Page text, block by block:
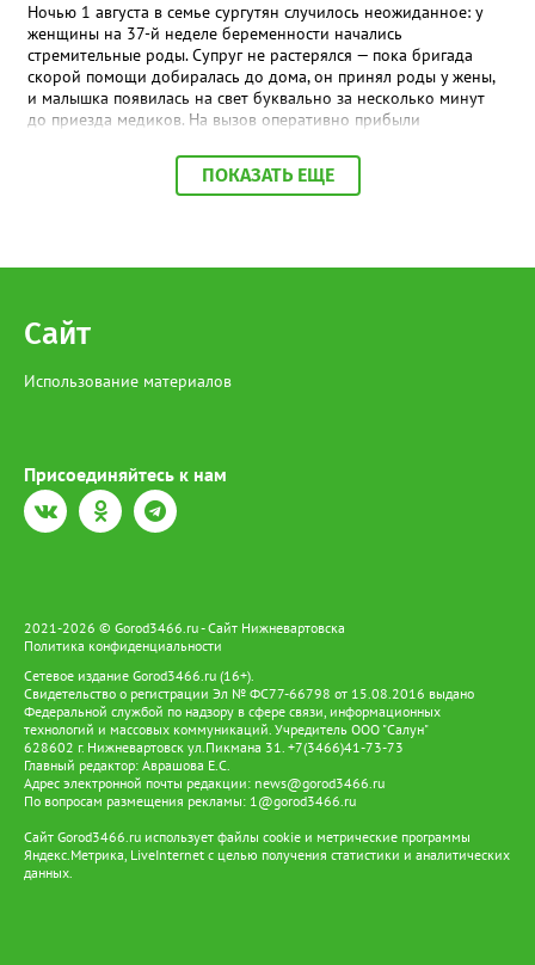
Ночью 1 августа в семье сургутян случилось неожиданное: у
женщины на 37-й неделе беременности начались
стремительные роды. Супруг не растерялся — пока бригада
скорой помощи добиралась до дома, он принял роды у жены,
и малышка появилась на свет буквально за несколько минут
до приезда медиков. На вызов оперативно прибыли
Олег Бураковский. К этому моменту новорождённая уже была
на руках у отца. Специалисты сразу оценили состояние мамы и
малышку доставили в Сургутский окружной центр охраны
ПОКАЗАТЬ ЕЩЕ
Сайт
Использование материалов
Присоединяйтесь к нам
2021-2026 © Gorod3466.ru - Сайт Нижневартовска
Политика конфиденциальности
Сетевое издание Gorod3466.ru (16+).
Свидетельство о регистрации Эл № ФС77-66798 от 15.08.2016 выдано
Федеральной службой по надзору в сфере связи, информационных
технологий и массовых коммуникаций. Учредитель ООО "Салун"
628602 г. Нижневартовск ул.Пикмана 31. +7(3466)41-73-73
Главный редактор: Аврашова Е.С.
Адрес электронной почты редакции: news@gorod3466.ru
По вопросам размещения рекламы: 1@gorod3466.ru
Сайт Gorod3466.ru использует файлы cookie и метрические программы
Яндекс.Метрика, LiveInternet с целью получения статистики и аналитических
данных.